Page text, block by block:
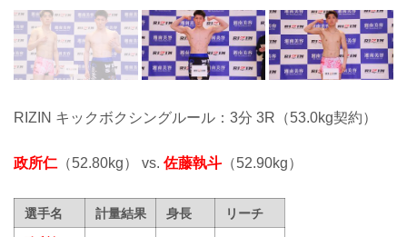
RIZIN キックボクシングルール：3分 3R（53.0kg契約）
政所仁 （52.80kg） vs. 佐藤執斗 （52.90kg）
選手名 計量結果 身長
リーチ